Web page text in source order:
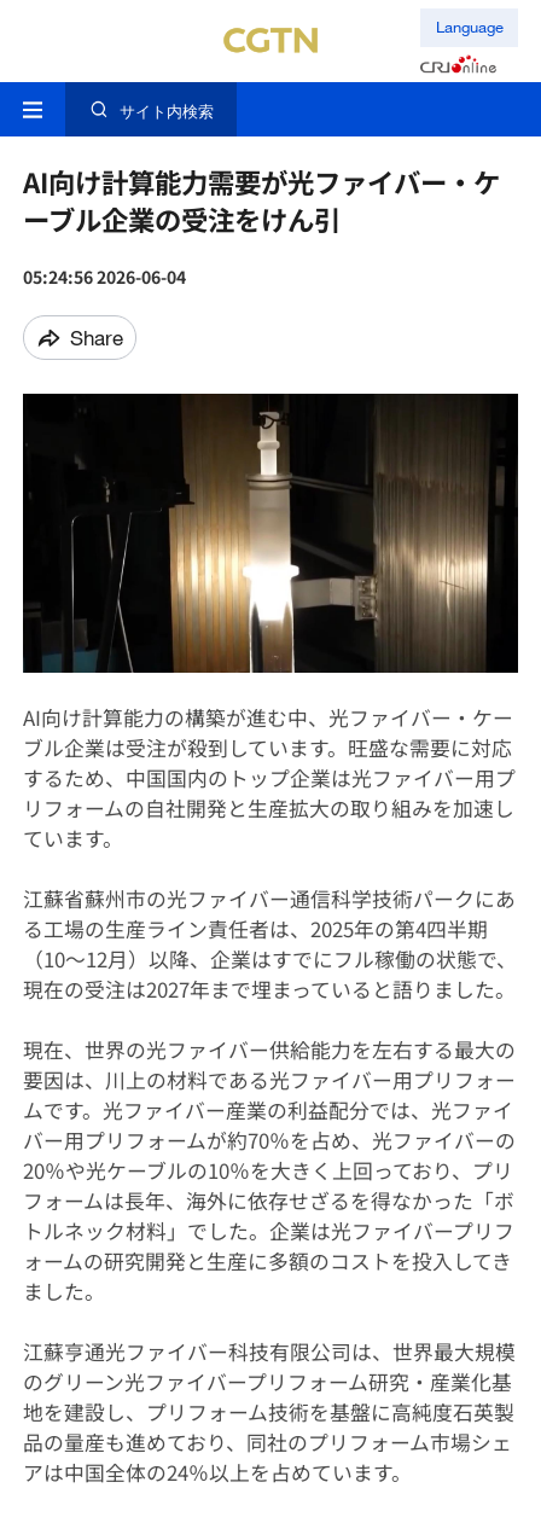
Language
サイト内検索
AI向け計算能力需要が光ファイバー・ケ
ーブル企業の受注をけん引
05:24:56 2026-06-04
Share
AI向け計算能力の構築が進む中、光ファイバー・ケー
ブル企業は受注が殺到しています。旺盛な需要に対応
するため、中国国内のトップ企業は光ファイバー用プ
リフォームの自社開発と生産拡大の取り組みを加速し
ています。
江蘇省蘇州市の光ファイバー通信科学技術パークにあ
る工場の生産ライン責任者は、2025年の第4四半期
（10～12月）以降、企業はすでにフル稼働の状態で、
現在の受注は2027年まで埋まっていると語りました。
現在、世界の光ファイバー供給能力を左右する最大の
要因は、川上の材料である光ファイバー用プリフォー
ムです。光ファイバー産業の利益配分では、光ファイ
バー用プリフォームが約70％を占め、光ファイバーの
20％や光ケーブルの10％を大きく上回っており、プリ
フォームは長年、海外に依存せざるを得なかった「ボ
トルネック材料」でした。企業は光ファイバープリフ
ォームの研究開発と生産に多額のコストを投入してき
ました。
江蘇亨通光ファイバー科技有限公司は、世界最大規模
のグリーン光ファイバープリフォーム研究・産業化基
地を建設し、プリフォーム技術を基盤に高純度石英製
品の量産も進めており、同社のプリフォーム市場シェ
アは中国全体の24％以上を占めています。